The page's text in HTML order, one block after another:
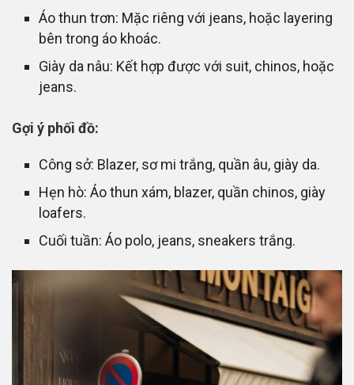
Áo thun trơn: Mặc riêng với jeans, hoặc layering
bên trong áo khoác.
Giày da nâu: Kết hợp được với suit, chinos, hoặc
jeans.
Gợi ý phối đồ:
Công sở: Blazer, sơ mi trắng, quần âu, giày da.
Hẹn hò: Áo thun xám, blazer, quần chinos, giày
loafers.
Cuối tuần: Áo polo, jeans, sneakers trắng.